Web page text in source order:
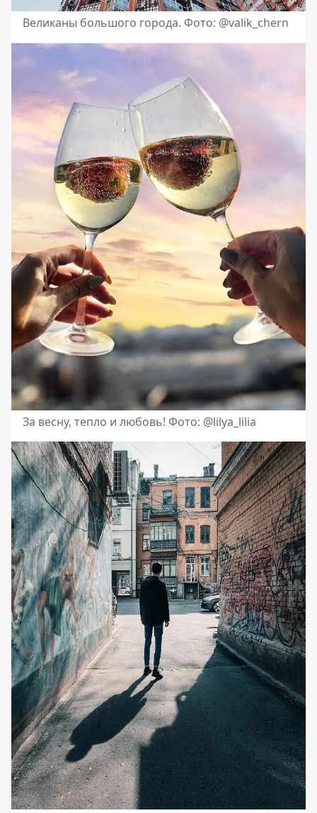
Великаны большого города. Фото: @valik_chern
За весну, тепло и любовь! Фото: @lilya_lilia